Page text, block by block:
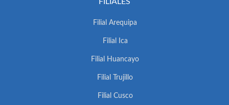
FILIALES
Filial Arequipa
Filial Ica
Filial Huancayo
Filial Trujillo
Filial Cusco